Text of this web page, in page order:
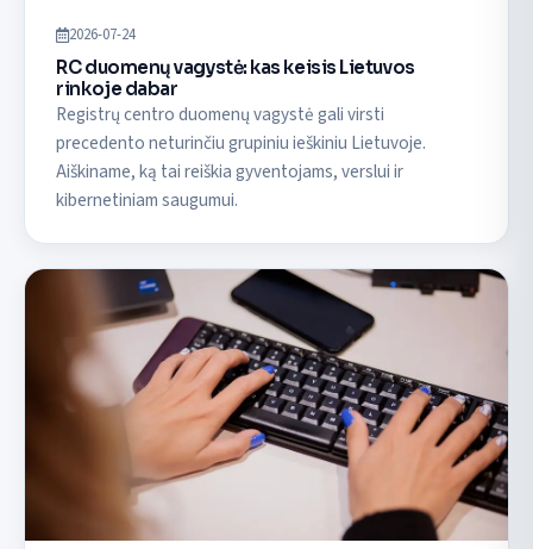
2026-07-24
RC duomenų vagystė: kas keisis Lietuvos
rinkoje dabar
Registrų centro duomenų vagystė gali virsti
precedento neturinčiu grupiniu ieškiniu Lietuvoje.
Aiškiname, ką tai reiškia gyventojams, verslui ir
kibernetiniam saugumui.